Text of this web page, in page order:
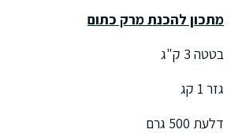
מתכון להכנת מרק כתום
בטטה 3 ק"ג
גזר 1 קג
דלעת 500 גרם